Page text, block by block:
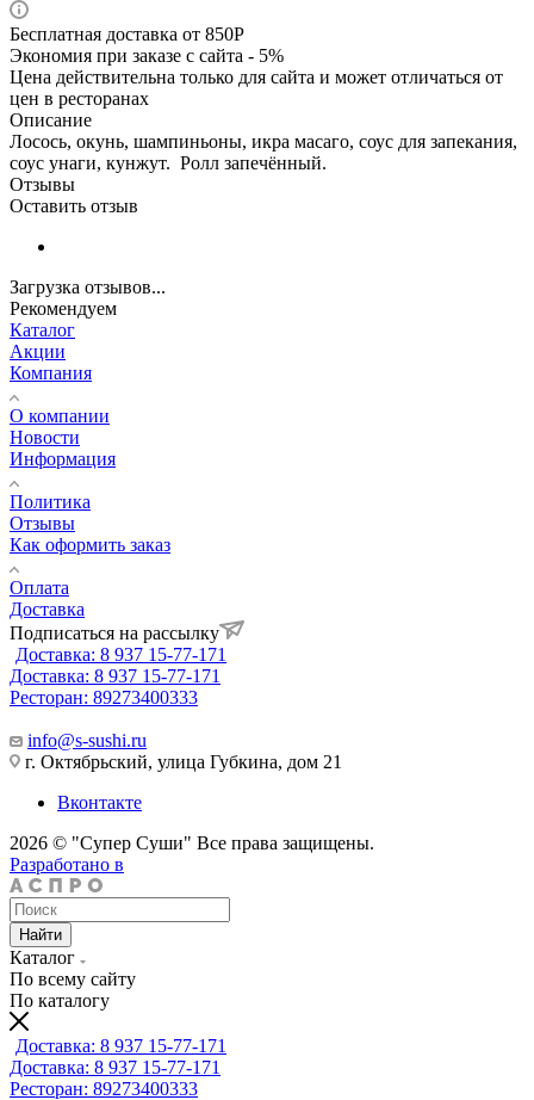
Бесплатная доставка от 850Р
Экономия при заказе с сайта - 5%
Цена действительна только для сайта и может отличаться от
цен в ресторанах
Описание
Лосось, окунь, шампиньоны, икра масаго, соус для запекания,
соус унаги, кунжут. Ролл запечённый.
Отзывы
Оставить отзыв
Загрузка отзывов...
Рекомендуем
Каталог
Акции
Компания
О компании
Новости
Информация
Политика
Отзывы
Как оформить заказ
Оплата
Доставка
Подписаться на рассылку
Доставка: 8 937 15-77-171
Доставка: 8 937 15-77-171
Ресторан: 89273400333
info@s-sushi.ru
г. Октябрьский, улица Губкина, дом 21
Вконтакте
2026 © "Супер Суши" Все права защищены.
Разработано в
Найти
Каталог
По всему сайту
По каталогу
Доставка: 8 937 15-77-171
Доставка: 8 937 15-77-171
Ресторан: 89273400333